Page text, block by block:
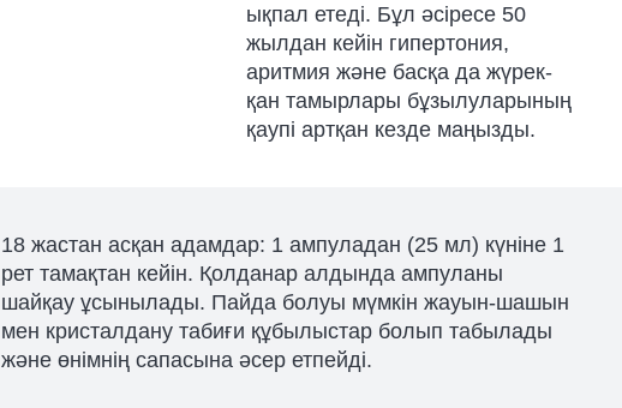
ықпал етеді. Бұл әсіресе 50
жылдан кейін гипертония,
аритмия және басқа да жүрек-
қан тамырлары бұзылуларының
қаупі артқан кезде маңызды.
18 жастан асқан адамдар: 1 ампуладан (25 мл) күніне 1
рет тамақтан кейін. Қолданар алдында ампуланы
шайқау ұсынылады. Пайда болуы мүмкін жауын-шашын
мен кристалдану табиғи құбылыстар болып табылады
және өнімнің сапасына әсер етпейді.